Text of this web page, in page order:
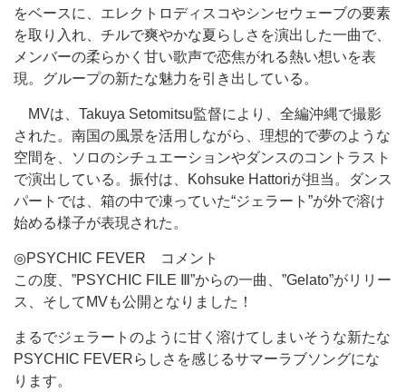
をベースに、エレクトロディスコやシンセウェーブの要素
を取り入れ、チルで爽やかな夏らしさを演出した一曲で、
メンバーの柔らかく甘い歌声で恋焦がれる熱い想いを表
現。グループの新たな魅力を引き出している。
MVは、Takuya Setomitsu監督により、全編沖縄で撮影
された。南国の風景を活用しながら、理想的で夢のような
空間を、ソロのシチュエーションやダンスのコントラスト
で演出している。振付は、Kohsuke Hattoriが担当。ダンス
パートでは、箱の中で凍っていた“ジェラート”が外で溶け
始める様子が表現された。
◎PSYCHIC FEVER コメント
この度、”PSYCHIC FILE Ⅲ”からの一曲、”Gelato”がリリー
ス、そしてMVも公開となりました！
まるでジェラートのように甘く溶けてしまいそうな新たな
PSYCHIC FEVERらしさを感じるサマーラブソングにな
ります。